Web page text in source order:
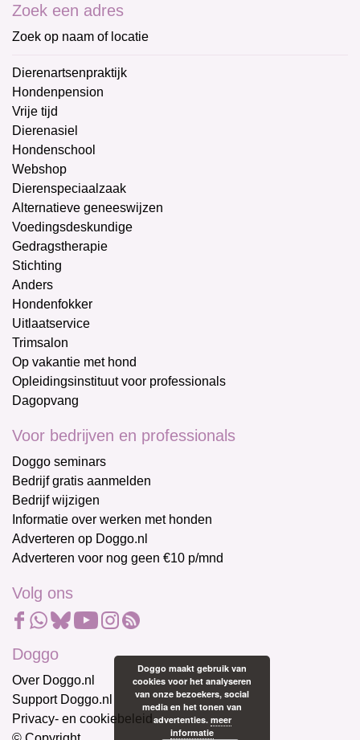
Zoek een adres
Zoek op naam of locatie
Dierenartsenpraktijk
Hondenpension
Vrije tijd
Dierenasiel
Hondenschool
Webshop
Dierenspeciaalzaak
Alternatieve geneeswijzen
Voedingsdeskundige
Gedragstherapie
Stichting
Anders
Hondenfokker
Uitlaatservice
Trimsalon
Op vakantie met hond
Opleidingsinstituut voor professionals
Dagopvang
Voor bedrijven en professionals
Doggo seminars
Bedrijf gratis aanmelden
Bedrijf wijzigen
Informatie over werken met honden
Adverteren op Doggo.nl
Adverteren voor nog geen €10 p/mnd
Volg ons
Doggo
Over Doggo.nl
Support Doggo.nl
Privacy- en cookiebeleid
Doggo maakt gebruik van
cookies voor het analyseren
van onze bezoekers, social
media en het tonen van
advertenties. meer
informatie